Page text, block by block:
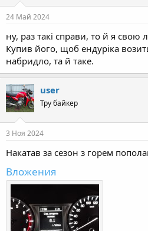
n
s
24 Май 2024
ну, раз такі справи, то й я свою
Купив його, щоб ендуріка
набридло, та й таке.
user
Тру байкер
3 Ноя 2024
Накатав за сезон з горем
Вложения